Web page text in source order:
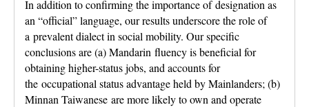
In addition to confirming the importance of designation as
an “official” language, our results underscore the role of
a prevalent dialect in social mobility. Our specific
conclusions are (a) Mandarin fluency is beneficial for
obtaining higher-status jobs, and accounts for
the occupational status advantage held by Mainlanders; (b)
Minnan Taiwanese are more likely to own and operate